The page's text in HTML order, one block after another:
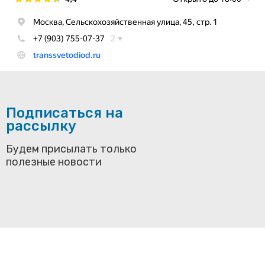
Подписаться на
рассылку
Будем присылать только
полезные новости